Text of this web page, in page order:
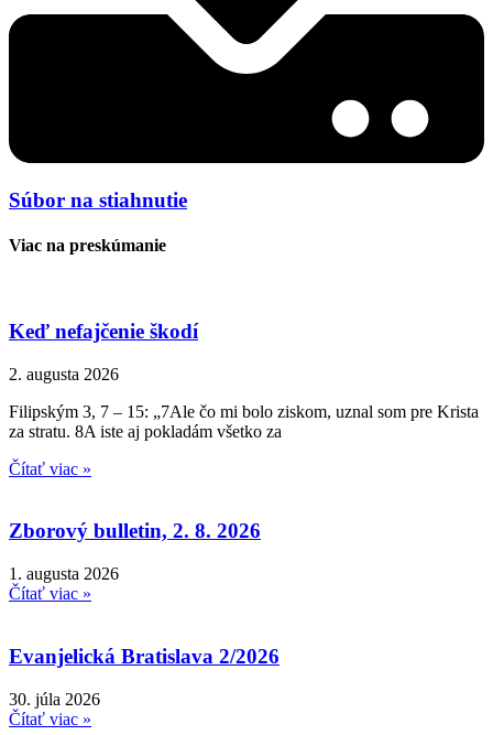
Súbor na stiahnutie
Viac na preskúmanie
Keď nefajčenie škodí
2. augusta 2026
Filipským 3, 7 – 15: „7Ale čo mi bolo ziskom, uznal som pre Krista
za stratu. 8A iste aj pokladám všetko za
Čítať viac »
Zborový bulletin, 2. 8. 2026
1. augusta 2026
Čítať viac »
Evanjelická Bratislava 2/2026
30. júla 2026
Čítať viac »